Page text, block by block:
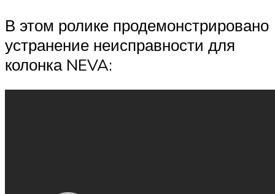
В этом ролике продемонстрировано
устранение неисправности для
колонка NEVA: